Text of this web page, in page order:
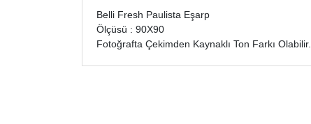
Belli Fresh Paulista Eşarp
Ölçüsü : 90X90
Fotoğrafta Çekimden Kaynaklı Ton Farkı Olabilir.